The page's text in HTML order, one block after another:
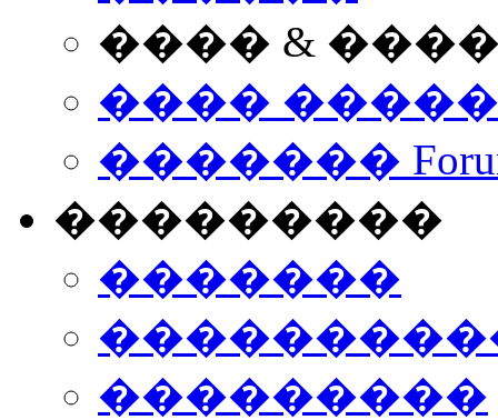
���� &
����
�������
���������
�������
���������